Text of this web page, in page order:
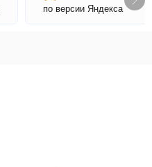
по версии Яндекса